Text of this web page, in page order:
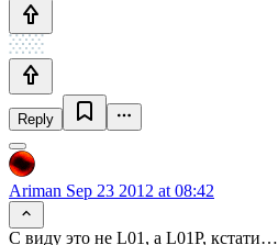
Reply
Ariman Sep 23 2012 at 08:42
С виду это не L01, а L01P, кстати…